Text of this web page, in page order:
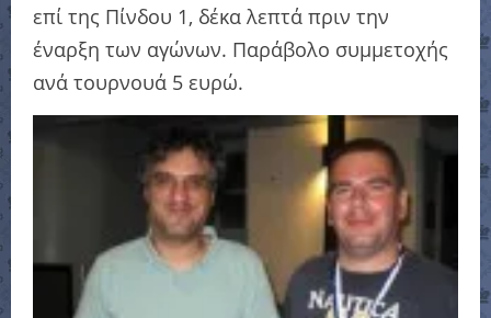
επί της Πίνδου 1, δέκα λεπτά πριν την
έναρξη των αγώνων. Παράβολο συμμετοχής
ανά τουρνουά 5 ευρώ.